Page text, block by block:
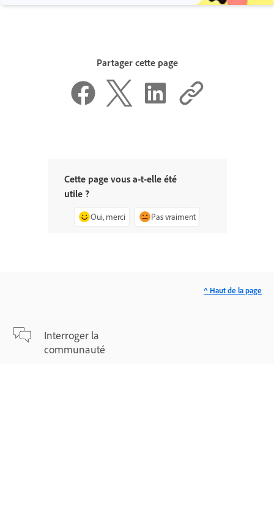
Partager cette page
Cette page vous a-t-elle été
utile ?
Oui, merci Pas vraiment
Interroger la
communauté
^ Haut de la page